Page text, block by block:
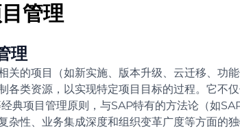
管理
理
关的项目（如新实施、版本升级、云迁移、功
各类资源，以实现特定项目目标的过程。它不
典项目管理原则，与SAP特有的方法论（如
杂性、业务集成深度和组织变革广度等方面的独